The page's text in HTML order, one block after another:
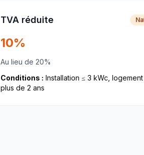
TVA réduite
10%
Au lieu de 20%
Conditions : Installation ≤ 3 kWc,
plus de 2 ans